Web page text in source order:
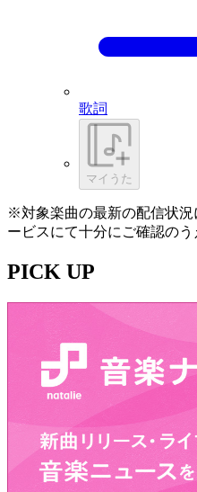
歌詞
マイうた
※対象楽曲の最新の配信状況
ービスにて十分にご確認のう
PICK UP